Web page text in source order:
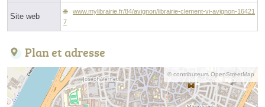
Site web
www.mylibrairie.fr/84/avignon/librairie-clement-vi-avignon-16421
7
Plan et adresse
© contributeurs OpenStreetMap